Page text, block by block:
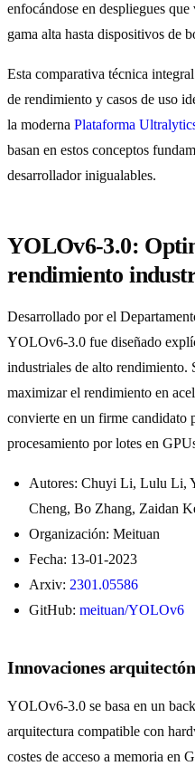
enfocándose en despliegues
gama alta hasta dispositivos de
Esta comparativa técnica
de rendimiento y casos de uso
la moderna Plataforma
basan en estos conceptos
desarrollador inigualables.
YOLOv6-3.0:
rendimiento
Desarrollado por el
YOLOv6-3.0 fue diseñado
industriales de alto rendimiento.
maximizar el rendimiento en
convierte en un firme candidato
procesamiento por lotes en
Autores: Chuyi Li, Lulu Li,
Cheng, Bo Zhang, Zaidan
Organización: Meituan
Fecha: 13-01-2023
Arxiv: 2301.05586
GitHub: meituan/YOLOv6
Innovaciones
YOLOv6-3.0 se basa en un
arquitectura compatible con
costes de acceso a memoria en